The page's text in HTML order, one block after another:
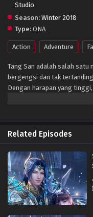
Studio
Season: Winter 2018
Type: ONA
Action Adventure
Tang San adalah salah satu
bergengsi dan tak
Dengan harapan yang
akan cerah; namun Tang
pengetahuannya, tidak
dari Puncak Neraka, tetapi
dari keberadaannya. Di
lemah binasa. Setiap orang
dapat dikembangkan dan
manfaat. Mereka yang
Roh, sebuah profesi yang
mulia di benua ini. Tang,
Related Episodes